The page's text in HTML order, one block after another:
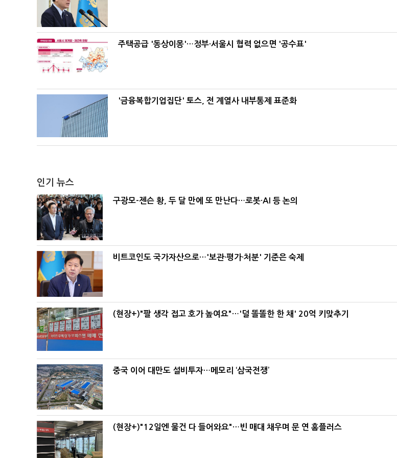
주택공급 '동상이몽'…정부·서울시 협력 없으면 '공수표'
'금융복합기업집단' 토스, 전 계열사 내부통제 표준화
인기 뉴스
구광모-젠슨 황, 두 달 만에 또 만난다…로봇·AI 등 논의
비트코인도 국가자산으로…'보관·평가·처분' 기준은 숙제
(현장+)"팔 생각 접고 호가 높여요"…'덜 똘똘한 한 채' 20억 키맞추기
중국 이어 대만도 설비투자…메모리 ‘삼국전쟁’
(현장+)"12일엔 물건 다 들어와요"…빈 매대 채우며 문 연 홈플러스